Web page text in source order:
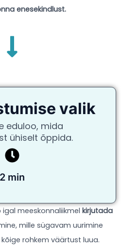
enesekindlust.
valik
eduloo, mida
ühiselt õppida.
2 min
meeskonnaliikmel kirjutada
mille sügavam uurimine
rohkem väärtust luua.